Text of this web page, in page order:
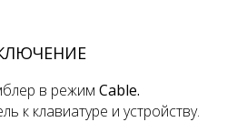
в режим Cable.
к клавиатуре и устройству.